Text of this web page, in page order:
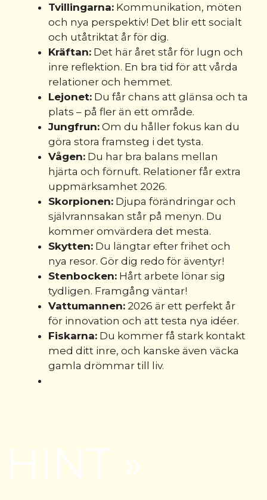
Tvillingarna: Kommunikation, möten
och nya perspektiv! Det blir ett socialt
och utåtriktat år för dig.
Kräftan: Det här året står för lugn och
inre reflektion. En bra tid för att vårda
relationer och hemmet.
Lejonet: Du får chans att glänsa och ta
plats – på fler än ett område.
Jungfrun: Om du håller fokus kan du
göra stora framsteg i det tysta.
Vågen: Du har bra balans mellan
hjärta och förnuft. Relationer får extra
uppmärksamhet 2026.
Skorpionen: Djupa förändringar och
självrannsakan står på menyn. Du
kommer omvärdera det mesta.
Skytten: Du längtar efter frihet och
nya resor. Gör dig redo för äventyr!
Stenbocken: Hårt arbete lönar sig
tydligen. Framgång väntar!
Vattumannen: 2026 är ett perfekt år
för innovation och att testa nya idéer.
Fiskarna: Du kommer få stark kontakt
med ditt inre, och kanske även väcka
gamla drömmar till liv.
HINT »